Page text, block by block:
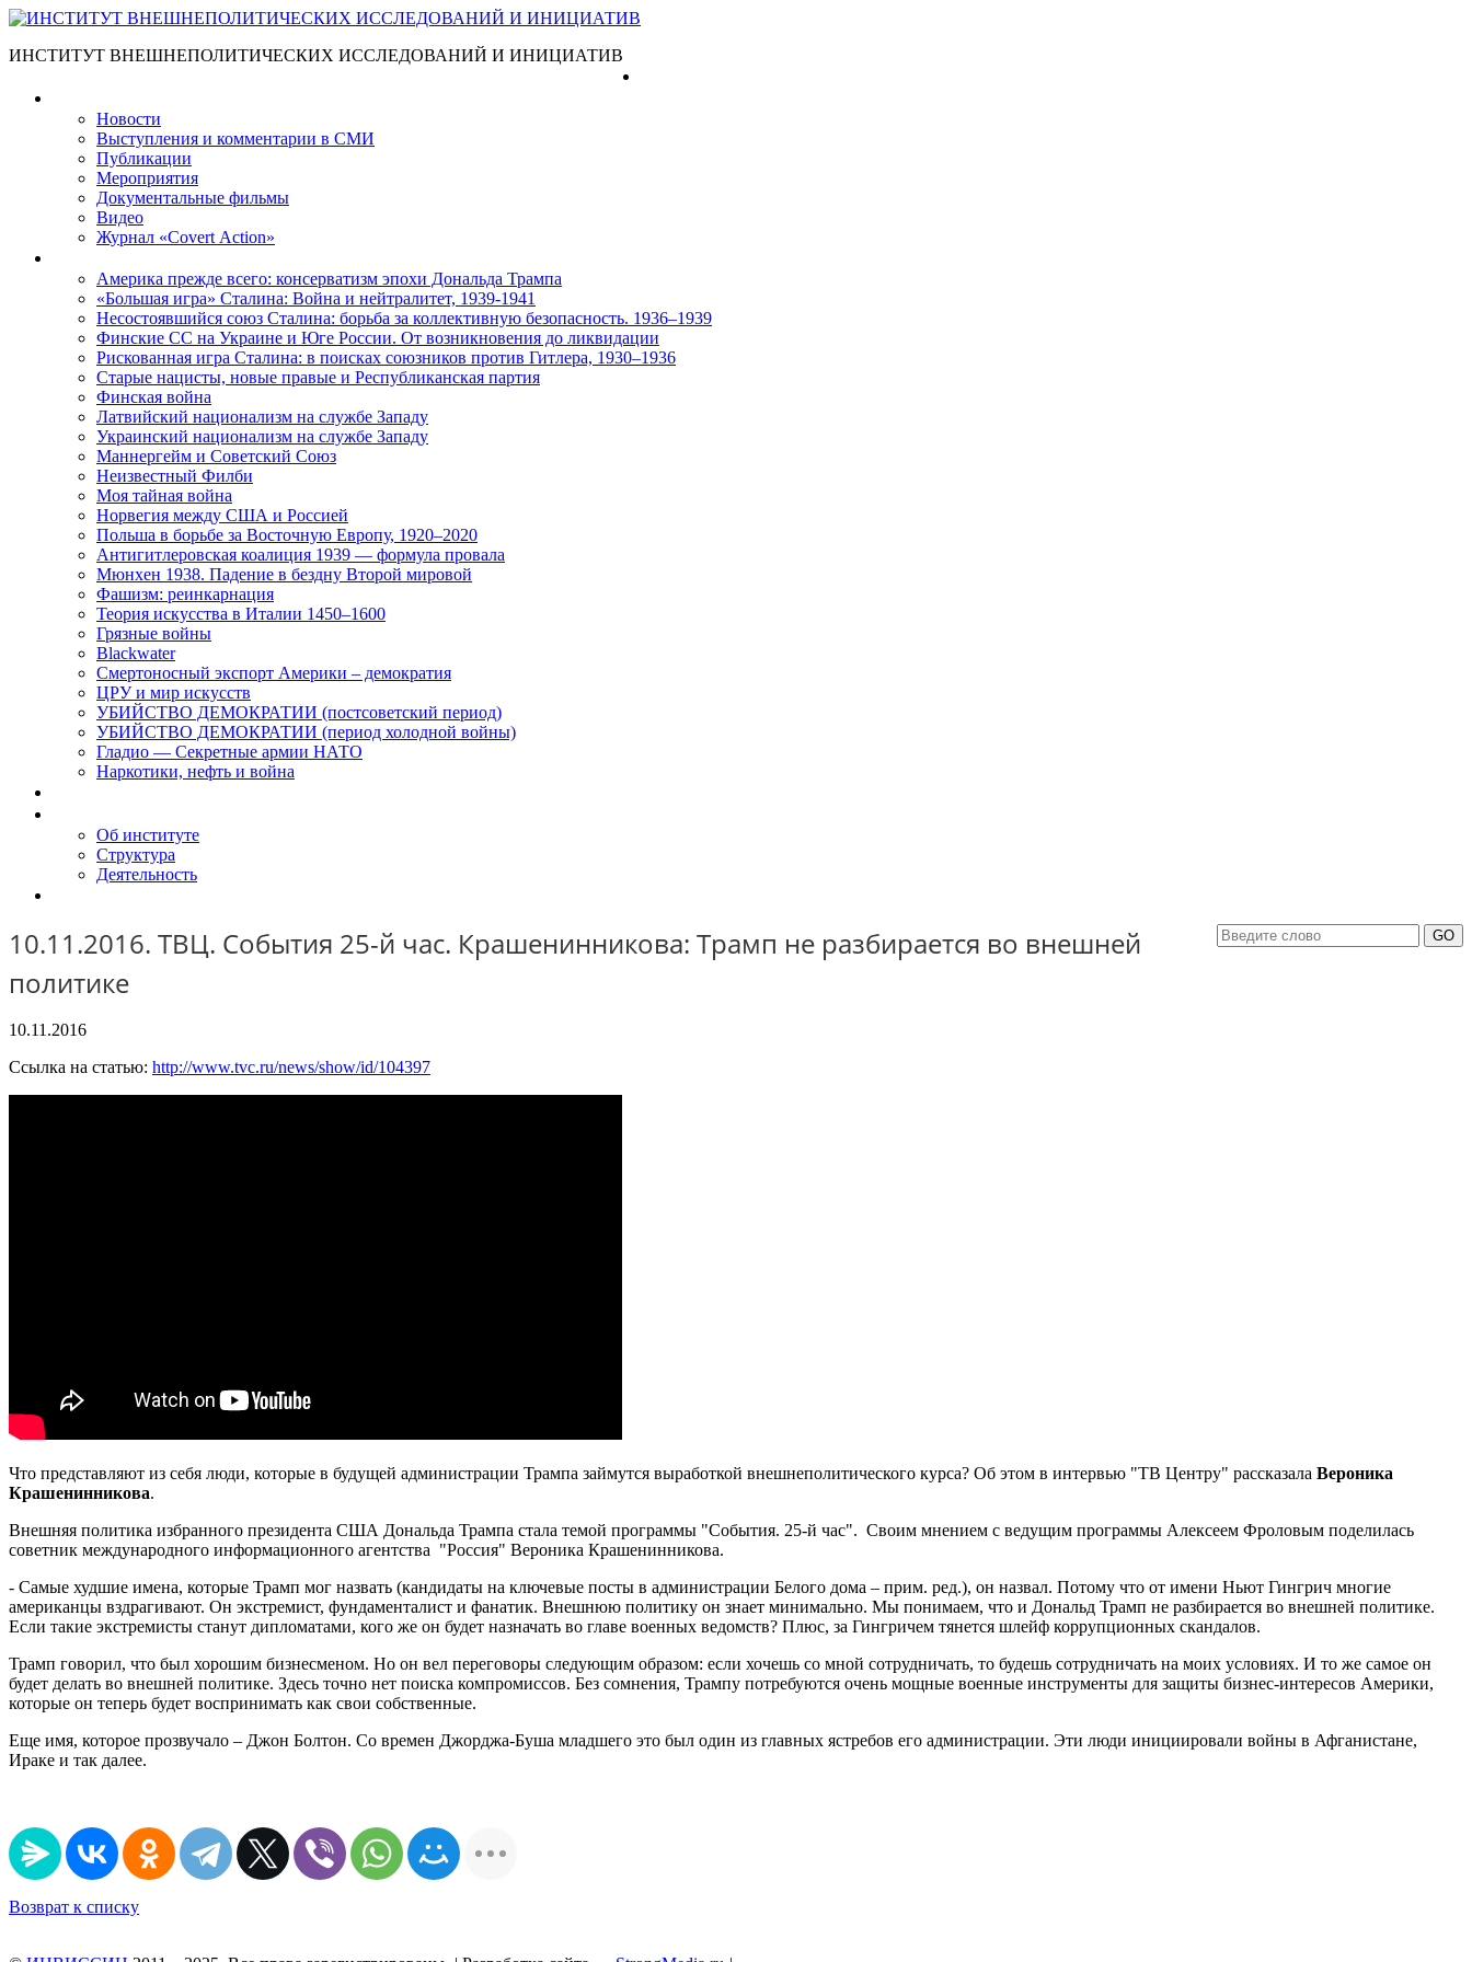
ИНСТИТУТ ВНЕШНЕПОЛИТИЧЕСКИХ ИССЛЕДОВАНИЙ И ИНИЦИАТИВ
Новости
Выступления и коммента­рии в СМИ
Публикации
Мероприятия
Документальные фильмы
Видео
Журнал «Covert Action»
Америка прежде всего: консерватизм эпохи Дональда Трампа
«Большая игра» Сталина: Война и нейтралитет, 1939-1941
Несостоявшийся союз Сталина: борьба за коллективную безопасность. 1936–1939
Финские СС на Украине и Юге России. От возникновения до ликвидации
Рискованная игра Сталина: в поисках союзников против Гитлера, 1930–1936
Старые нацисты, новые правые и Республиканская партия
Финская война
Латвийский национализм на службе Западу
Украинский национализм на службе Западу
Маннергейм и Советский Союз
Неизвестный Филби
Моя тайная война
Норвегия между США и Россией
Польша в борьбе за Восточную Европу, 1920–2020
Антигитлеровская коалиция 1939 — формула провала
Мюнхен 1938. Падение в бездну Второй мировой
Фашизм: реинкарнация
Теория искусства в Италии 1450–1600
Грязные войны
Blackwater
Смертоносный экспорт Америки – демократия
ЦРУ и мир искусств
УБИЙСТВО ДЕМОКРАТИИ (постсоветский период)
УБИЙСТВО ДЕМОКРАТИИ (период холодной войны)
Гладио — Секретные армии НАТО
Наркотики, нефть и война
Об институте
Структура
Деятельность
10.11.2016. ТВЦ. События 25-й час. Крашенинникова: Трамп не разбирается во внешней
политике
10.11.2016
Ссылка на статью: http://www.tvc.ru/news/show/id/104397
Что представляют из себя люди, которые в будущей администрации Трампа займутся выработкой внешнеполитического курса? Об этом в интервью "ТВ Центру" рассказала Вероника
Крашенинникова.
Внешняя политика избранного президента США Дональда Трампа стала темой программы "События. 25-й час". Своим мнением с ведущим программы Алексеем Фроловым поделилась
советник международного информационного агентства "Россия" Вероника Крашенинникова.
- Самые худшие имена, которые Трамп мог назвать (кандидаты на ключевые посты в администрации Белого дома – прим. ред.), он назвал. Потому что от имени Ньют Гингрич многие
американцы вздрагивают. Он экстремист, фундаменталист и фанатик. Внешнюю политику он знает минимально. Мы понимаем, что и Дональд Трамп не разбирается во внешней политике.
Если такие экстремисты станут дипломатами, кого же он будет назначать во главе военных ведомств? Плюс, за Гингричем тянется шлейф коррупционных скандалов.
Трамп говорил, что был хорошим бизнесменом. Но он вел переговоры следующим образом: если хочешь со мной сотрудничать, то будешь сотрудничать на моих условиях. И то же самое он
будет делать во внешней политике. Здесь точно нет поиска компромиссов. Без сомнения, Трампу потребуются очень мощные военные инструменты для защиты бизнес-интересов Америки,
которые он теперь будет воспринимать как свои собственные.
Еще имя, которое прозвучало – Джон Болтон. Со времен Джорджа-Буша младшего это был один из главных ястребов его администрации. Эти люди инициировали войны в Афганистане,
Ираке и так далее.
Возврат к списку